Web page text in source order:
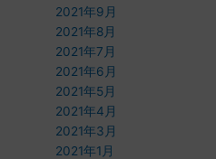
2021年9月
2021年8月
2021年7月
2021年6月
2021年5月
2021年4月
2021年3月
2021年1月